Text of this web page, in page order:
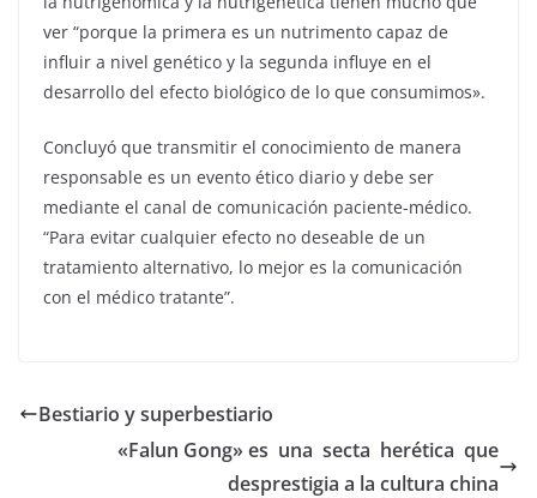
ver “porque la primera es un nutrimento capaz de
influir a nivel genético y la segunda influye en el
desarrollo del efecto biológico de lo que consumimos».
Concluyó que transmitir el conocimiento de manera
responsable es un evento ético diario y debe ser
mediante el canal de comunicación paciente-médico.
“Para evitar cualquier efecto no deseable de un
tratamiento alternativo, lo mejor es la comunicación
con el médico tratante”.
Bestiario y superbestiario
«Falun Gong» es una secta herética que
desprestigia a la cultura china